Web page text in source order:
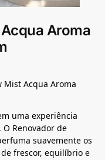
Aroma
Mist Acqua Aroma
uma experiência
Renovador de
suavemente os
frescor, equilíbrio e